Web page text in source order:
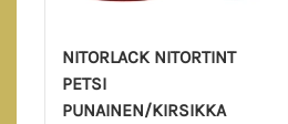
NITORLACK NITORTINT
PETSI
PUNAINEN/KIRSIKKA